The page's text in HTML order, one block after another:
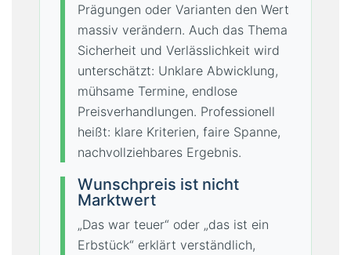
Prägungen oder Varianten den Wert
massiv verändern. Auch das Thema
Sicherheit und Verlässlichkeit wird
unterschätzt: Unklare Abwicklung,
mühsame Termine, endlose
Preisverhandlungen. Professionell
heißt: klare Kriterien, faire Spanne,
nachvollziehbares Ergebnis.
Wunschpreis ist nicht
Marktwert
„Das war teuer“ oder „das ist ein
Erbstück“ erklärt verständlich,